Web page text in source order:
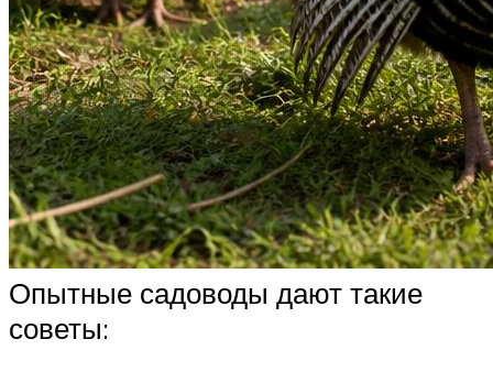
Опытные садоводы дают такие
советы: